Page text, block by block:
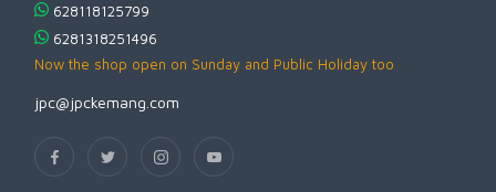
628118125799
6281318251496
Now the shop open on Sunday and Public Holiday too
jpc@jpckemang.com